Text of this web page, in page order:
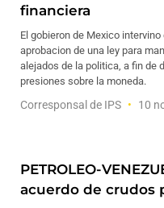
financiera
El gobieron de Mexico
aprobacion de una ley para
alejados de la politica, a fin de
presiones sobre la moneda.
Corresponsal de IPS 10
PETROLEO-
acuerdo de crudos